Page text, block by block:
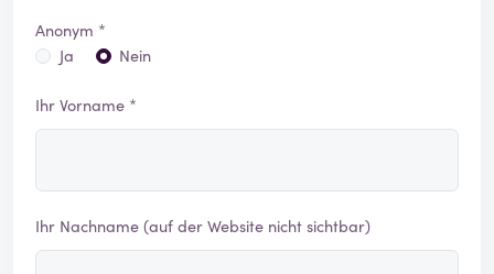
Anonym *
Ja
Nein
Ihr Vorname *
Ihr Nachname (auf der Website nicht sichtbar)